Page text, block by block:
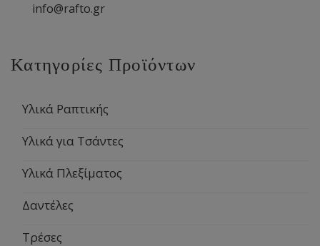
info@rafto.gr
Κατηγορίες Προϊόντων
Υλικά Ραπτικής
Υλικά για Τσάντες
Υλικά Πλεξίματος
Δαντέλες
Τρέσες